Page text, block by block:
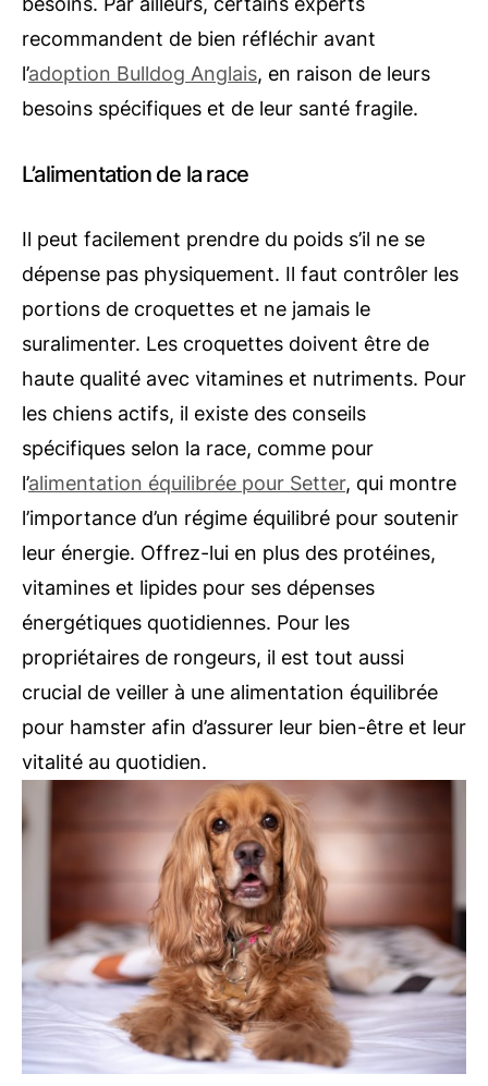
recommandent de bien réfléchir avant
l’adoption Bulldog Anglais, en raison de leurs
besoins spécifiques et de leur santé fragile.
L’alimentation de la race
Il peut facilement prendre du poids s’il ne se
dépense pas physiquement. Il faut contrôler les
portions de croquettes et ne jamais le
suralimenter. Les croquettes doivent être de
haute qualité avec vitamines et nutriments. Pour
les chiens actifs, il existe des conseils
spécifiques selon la race, comme pour
l’alimentation équilibrée pour Setter, qui montre
l’importance d’un régime équilibré pour soutenir
leur énergie. Offrez-lui en plus des protéines,
vitamines et lipides pour ses dépenses
énergétiques quotidiennes. Pour les
propriétaires de rongeurs, il est tout aussi
crucial de veiller à une alimentation équilibrée
pour hamster afin d’assurer leur bien-être et leur
vitalité au quotidien.